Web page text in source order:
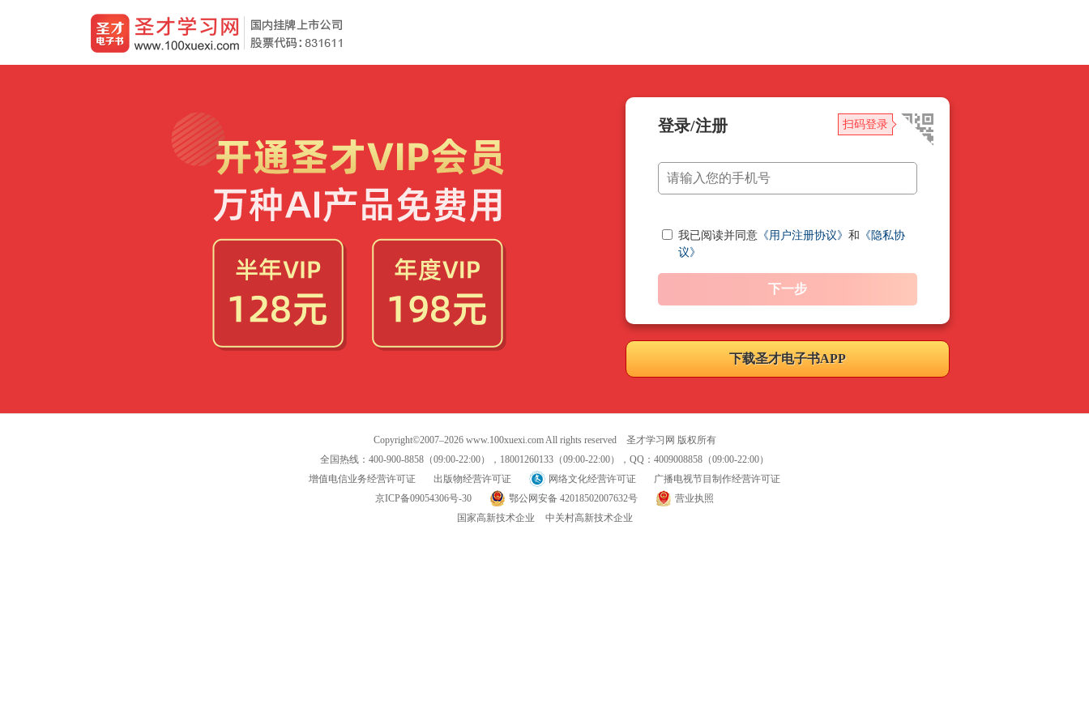
登录/注册 扫码登录
我已阅读并同意 《用户注册协议》 和
《隐私协
议》
下一步
下载圣才电子书APP
Copyright©2007–2026www.100xuexi.com All rights reserved 圣才学习网 版权所有
全国热线：400-900-8858（09:00-22:00），18001260133（09:00-22:00），QQ：4009008858（09:00-22:00）
增值电信业务经营许可证
出版物经营许可证 网络文化经营许可证
广播电视节目制作经营许可证
京ICP备09054306号-30
鄂公网安备 42018502007632号
营业执照
国家高新技术企业
中关村高新技术企业